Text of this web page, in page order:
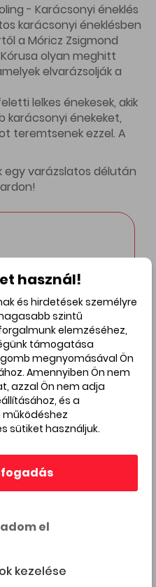
- Karácsonyi éneklés
karácsonyi éneklésben
a Móricz Zsigmond
olyan meghitt
elvarázsolják a
lelkes énekesek, akik
karácsonyi énekeket,
teremtsenek ezzel. A
egy varázslatos délután
Béla Boulevard
használ!
és hirdetések személyre
szintű
elemzéséhez,
támogatása
gomb megnyomásával Ön
Amennyiben Ön nem
azzal Ön nem adja
és a
sütiket használjuk.
el
kezelése